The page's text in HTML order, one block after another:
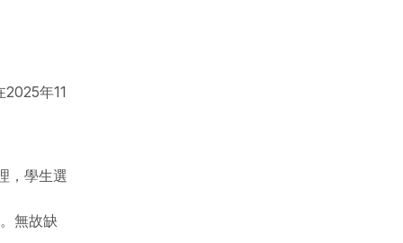
年11
，學生選
無故缺